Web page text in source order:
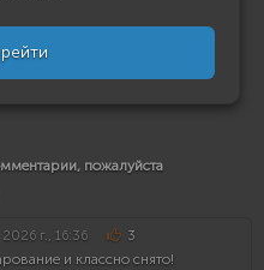
пожалуйста
2026 г., 16:36 3
и классно снято!